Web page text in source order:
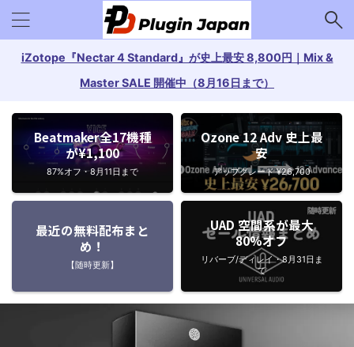
iZotope『Nectar 4 Standard』が史上最安 8,800円｜Mix &
Master SALE 開催中（8月16日まで）
Beatmaker全17機種
が¥1,100
87%オフ・8月11日まで
Ozone 12 Adv 史上最
安
アップグレード ¥26,700
最近の無料配布まと
め！
【随時更新】
UAD 空間系が最大
80%オフ
リバーブ/ディレイ・8月31日ま
で